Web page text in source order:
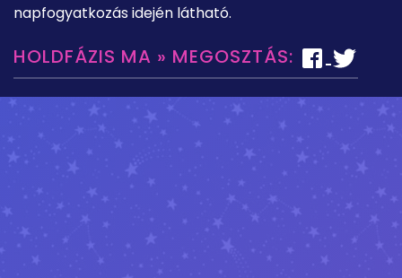
napfogyatkozás idején látható.
HOLDFÁZIS MA » MEGOSZTÁS: